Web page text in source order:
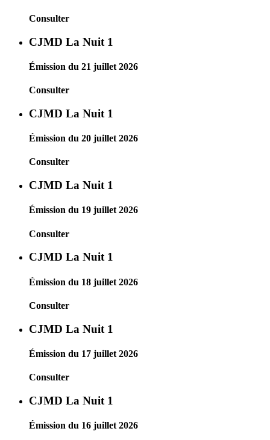
Consulter
CJMD La Nuit 1
Émission du 21 juillet 2026
Consulter
CJMD La Nuit 1
Émission du 20 juillet 2026
Consulter
CJMD La Nuit 1
Émission du 19 juillet 2026
Consulter
CJMD La Nuit 1
Émission du 18 juillet 2026
Consulter
CJMD La Nuit 1
Émission du 17 juillet 2026
Consulter
CJMD La Nuit 1
Émission du 16 juillet 2026